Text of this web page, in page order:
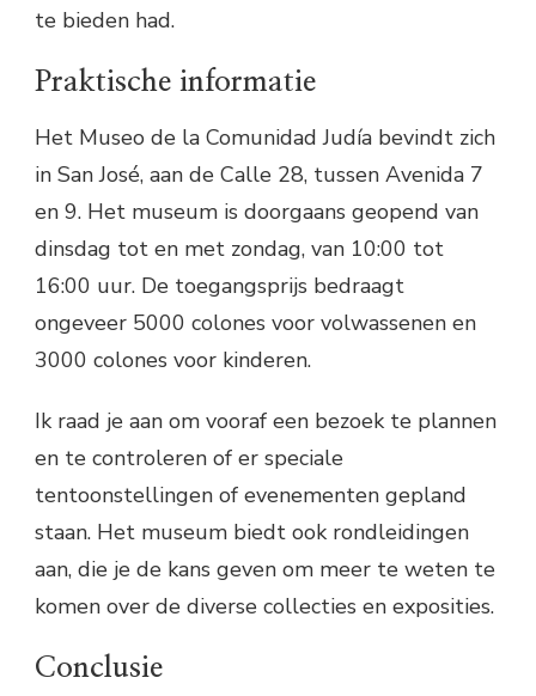
te bieden had.
Praktische informatie
Het Museo de la Comunidad Judía bevindt zich
in San José, aan de Calle 28, tussen Avenida 7
en 9. Het museum is doorgaans geopend van
dinsdag tot en met zondag, van 10:00 tot
16:00 uur. De toegangsprijs bedraagt
ongeveer 5000 colones voor volwassenen en
3000 colones voor kinderen.
Ik raad je aan om vooraf een bezoek te plannen
en te controleren of er speciale
tentoonstellingen of evenementen gepland
staan. Het museum biedt ook rondleidingen
aan, die je de kans geven om meer te weten te
komen over de diverse collecties en exposities.
Conclusie